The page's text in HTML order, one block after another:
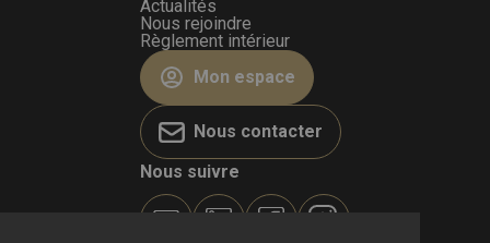
Actualités
Nous rejoindre
Règlement intérieur
Mon espace
Nous contacter
Nous suivre